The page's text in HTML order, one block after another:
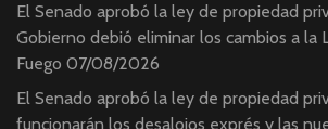
El Senado aprobó la ley de propiedad
Gobierno debió eliminar los cambios a la
Fuego 07/08/2026
El Senado aprobó la ley de propiedad
funcionarán los desalojos exprés y las